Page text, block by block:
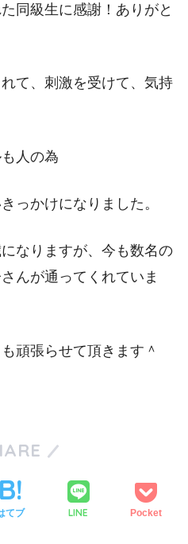
同級生に感謝！ありがと
て、刺激を受けて、気持
人の為
っかけになりました。
なりますが、今も数名の
んが通ってくれていま
頑張らせて頂きます＾
てブ LINE Pocket